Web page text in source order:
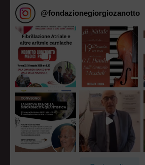
@fondazionegiorgiozanotto